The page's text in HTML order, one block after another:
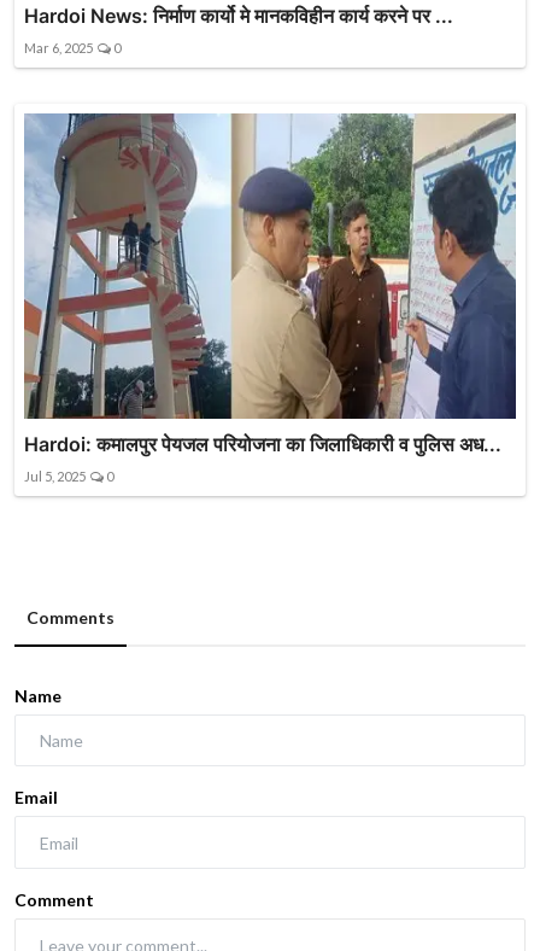
Hardoi News: निर्माण कार्यो मे मानकविहीन कार्य करने पर ...
Mar 6, 2025 0
Hardoi: कमालपुर पेयजल परियोजना का जिलाधिकारी व पुलिस अध...
Jul 5, 2025 0
Comments
Name
Email
Comment